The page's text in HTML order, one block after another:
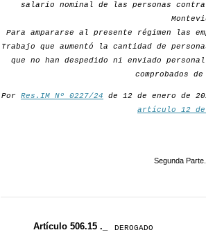
salario nominal de las personas
Para ampararse al presente régimen las
Trabajo que aumentó la cantidad de
que no han despedido ni enviado
comprobados
Por Res.IM Nº 0227/24 de 12 de enero de
artículo 12 del
Segunda
Artículo 506.15 ._ DEROGADO